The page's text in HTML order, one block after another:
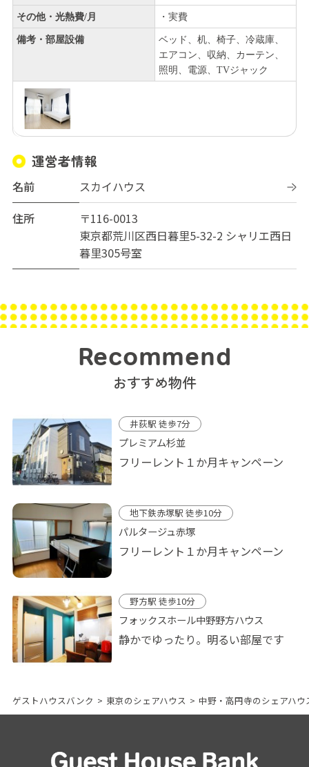
その他・光熱費/月 ・実費
備考・部屋設備
ベッド、机、椅子、冷蔵庫、
エアコン、収納、カーテン、
照明、電源、TVジャック
運営者情報
名前
スカイハウス
住所
〒116-0013
東京都荒川区西日暮里5-32-2 シャリエ西日
暮里305号室
Recommend
おすすめ物件
井荻駅 徒歩7分
プレミアム杉並
フリーレント１か月キャンペーン
地下鉄赤塚駅 徒歩10分
パルタージュ赤塚
フリーレント１か月キャンペーン
野方駅 徒歩10分
フォックスホール中野野方ハウス
静かでゆったり。明るい部屋です
ゲストハウスバンク > 東京のシェアハウス > 中野・高円寺のシェアハウ